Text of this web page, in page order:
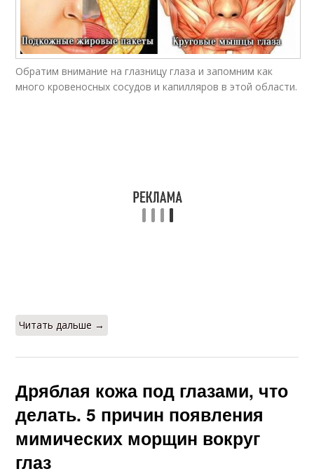
Обратим внимание на глазницу глаза и запомним как
много кровеносных сосудов и капилляров в этой области.
Читать дальше →
Дряблая кожа под глазами, что
делать. 5 причин появления
мимических морщин вокруг
глаз